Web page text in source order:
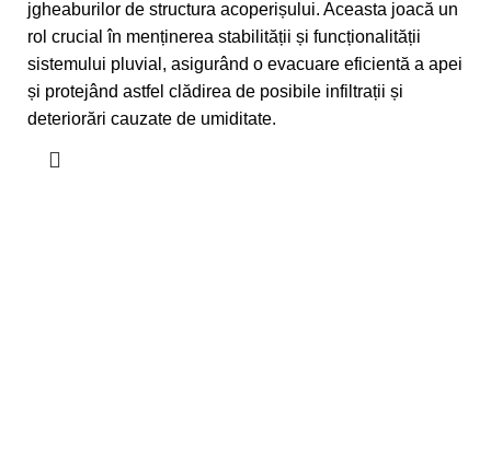
jgheaburilor de structura acoperișului. Aceasta joacă un
rol crucial în menținerea stabilității și funcționalității
sistemului pluvial, asigurând o evacuare eficientă a apei
și protejând astfel clădirea de posibile infiltrații și
deteriorări cauzate de umiditate.